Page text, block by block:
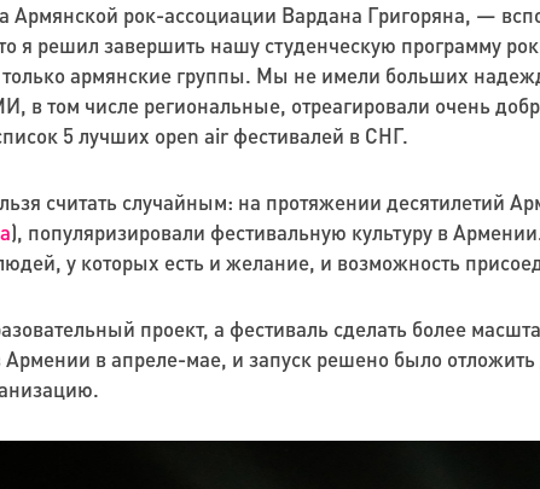
рок-ассоциации Вардана Григоряна, —
я решил завершить нашу студенческую программу
армянские группы. Мы не имели больших
том числе региональные, отреагировали очень
5 лучших open air фестивалей в СНГ.
считать случайным: на протяжении десятилетий
), популяризировали фестивальную культуру в
у которых есть и желание, и возможность
проект, а фестиваль сделать более
в апреле-мае, и запуск решено было отложить